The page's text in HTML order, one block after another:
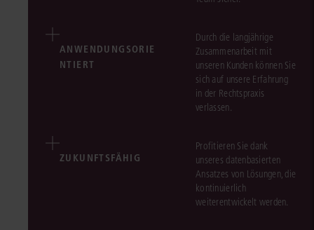
ANWENDUNGSORIE
NTIERT
Durch die langjährige
Zusammenarbeit mit
unseren Kunden können Sie
sich auf unsere Erfahrung
in der Rechtspraxis
verlassen.
ZUKUNFTSFÄHIG
Profitieren Sie dank
unseres datenbasierten
Ansatzes von Lösungen, die
kontinuierlich
weiterentwickelt werden.